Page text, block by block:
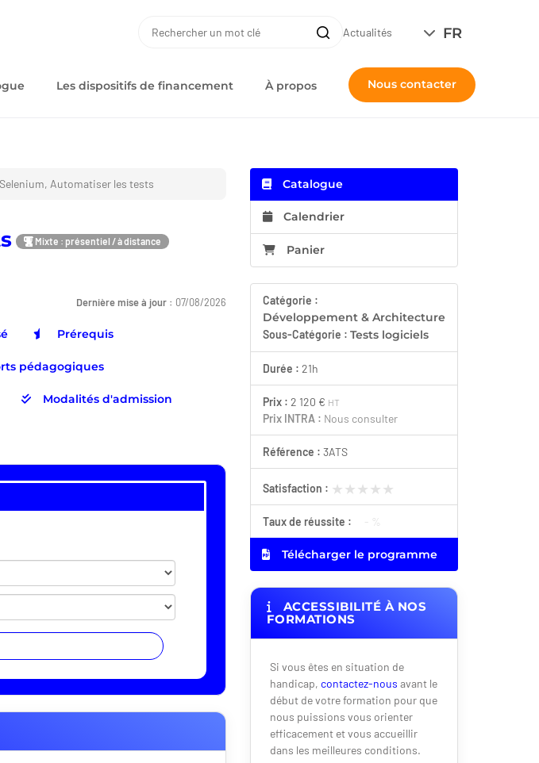
FR
RECHERCHE Recherche
Actualités
Les dispositifs de financement À propos Nous contacter
Automatiser les tests
Mixte : présentiel / à distance
Dernière mise à jour : 07/08/2026
Prérequis
pédagogiques
Modalités d'admission
Catalogue
Calendrier
Panier
Catégorie :
Développement & Architecture
Sous-Catégorie : Tests logiciels
Durée : 21h
Prix : 2 120 € HT
Prix INTRA : Nous consulter
Référence : 3ATS
Satisfaction : ★★★★★
★★★★★
Taux de réussite : - %
Télécharger le programme
ACCESSIBILITÉ À NOS
FORMATIONS
Si vous êtes en situation de
handicap, contactez-nous avant le
début de votre formation pour que
nous puissions vous orienter
efficacement et vous accueillir
dans les meilleures conditions.